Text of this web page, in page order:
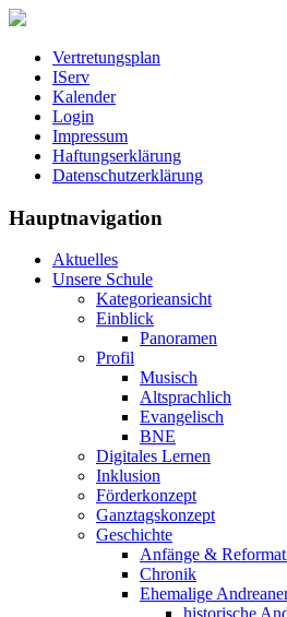
Vertretungsplan
IServ
Kalender
Login
Impressum
Haftungserklärung
Datenschutzerklärung
Hauptnavigation
Aktuelles
Unsere Schule
Kategorieansicht
Einblick
Panoramen
Profil
Musisch
Altsprachlich
Evangelisch
BNE
Digitales Lernen
Inklusion
Förderkonzept
Ganztagskonzept
Geschichte
Anfänge &
Chronik
Ehemalige